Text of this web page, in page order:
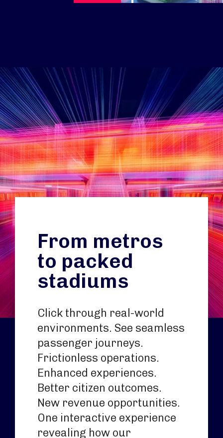
From metros
to packed
stadiums
Click through real-world
environments. See seamless
passenger journeys.
Frictionless operations.
Enhanced experiences.
Better citizen outcomes.
New revenue opportunities.
One interactive experience
revealing how our